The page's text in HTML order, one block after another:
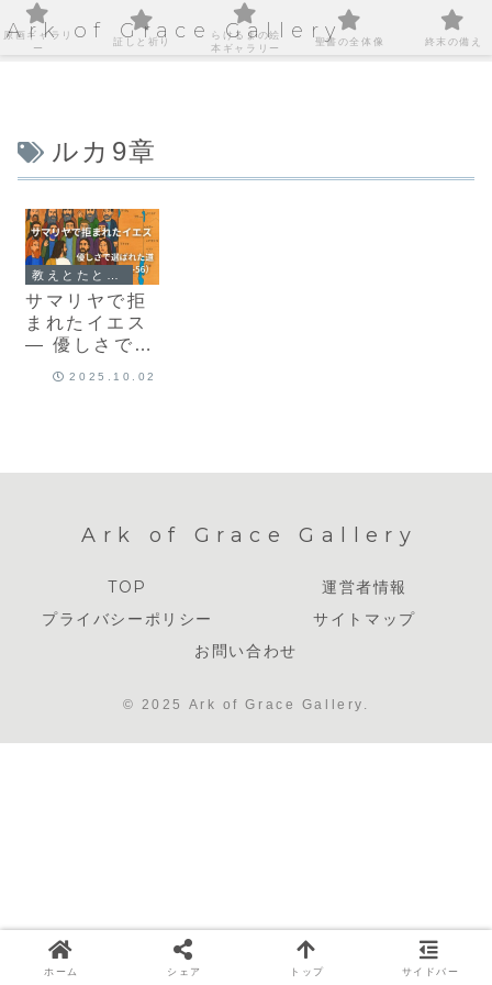
Ark of Grace Gallery
ルカ9章
サマリヤで拒
まれたイエス
— 優しさで選
2025.10.02
Ark of Grace Gallery
TOP
運営者情報
プライバシーポリシー
サイトマップ
お問い合わせ
© 2025 Ark of Grace Gallery.
原画ギャラリ
ー
証しと祈り
らけるまの絵
本ギャラリー
聖書の全体像 終末の備え
ホーム シェア トップ サイドバー